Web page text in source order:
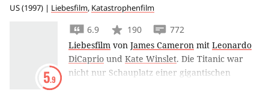
US(1997) | Liebesfilm, Katastrophenfilm
5.9
6.9 190
772
Liebesfilm von James Cameron mit Leonardo
DiCaprio und Kate Winslet. Die Titanic war
nicht nur Schauplatz einer gigantischen